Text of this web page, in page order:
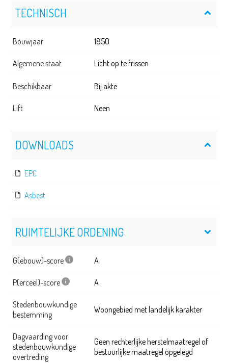
TECHNISCH
Bouwjaar 1850
Algemene staat Licht op te frissen
Beschikbaar Bij akte
Lift Neen
DOWNLOADS
EPC
Asbest
RUIMTELIJKE ORDENING
G(ebouw)-score A
P(erceel)-score A
Stedenbouwkundige
bestemming
Woongebied met landelijk karakter
Dagvaarding voor
stedenbouwkundige
overtreding
Geen rechterlijke herstelmaatregel of
bestuurlijke maatregel opgelegd